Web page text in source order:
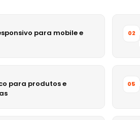
para mobile e
02
para produtos e
05